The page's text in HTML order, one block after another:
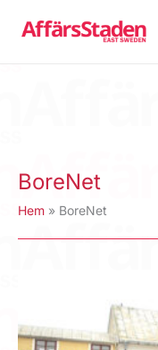
BoreNet
Hem BoreNet